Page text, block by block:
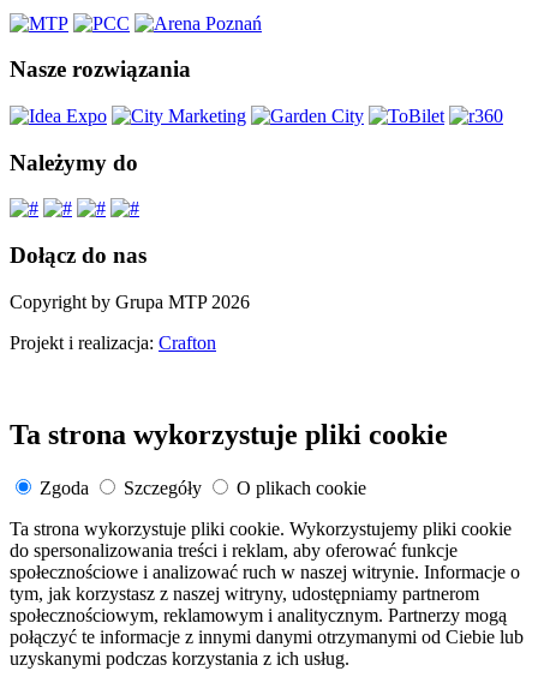
Nasze rozwiązania
Należymy do
Dołącz do nas
Copyright by Grupa MTP 2026
Projekt i realizacja: Crafton
Ta strona wykorzystuje pliki cookie
Zgoda Szczegóły
O plikach cookie
Ta strona wykorzystuje pliki cookie. Wykorzystujemy pliki cookie
do spersonalizowania treści i reklam, aby oferować funkcje
społecznościowe i analizować ruch w naszej witrynie. Informacje o
tym, jak korzystasz z naszej witryny, udostępniamy partnerom
społecznościowym, reklamowym i analitycznym. Partnerzy mogą
połączyć te informacje z innymi danymi otrzymanymi od Ciebie lub
uzyskanymi podczas korzystania z ich usług.